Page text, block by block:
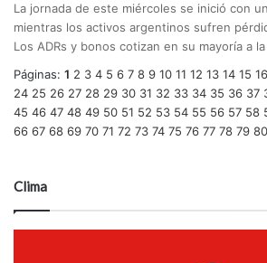
La jornada de este miércoles se inició con
mientras los activos argentinos sufren
Los ADRs y bonos cotizan en su mayoría a
Páginas: 1 2 3 4 5 6 7 8 9 10 11 12 13 14 15 16
24 25 26 27 28 29 30 31 32 33 34 35 36 37
45 46 47 48 49 50 51 52 53 54 55 56 57 58
66 67 68 69 70 71 72 73 74 75 76 77 78 79 80
Clima